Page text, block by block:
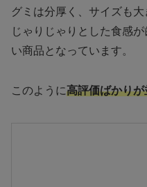
グミは分厚く、サイズも
じゃりじゃりとした食感
い商品となっています。
このように高評価ばかり